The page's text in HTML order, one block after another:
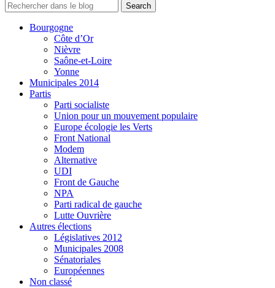
Bourgogne
Côte d’Or
Nièvre
Saône-et-Loire
Yonne
Municipales 2014
Partis
Parti socialiste
Union pour un mouvement populaire
Europe écologie les Verts
Front National
Modem
Alternative
UDI
Front de Gauche
NPA
Parti radical de gauche
Lutte Ouvrière
Autres élections
Législatives 2012
Municipales 2008
Sénatoriales
Européennes
Non classé